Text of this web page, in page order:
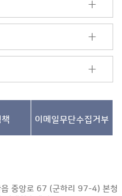
기
이메일무단수집거부
중앙로 67 (군하리 97-4) 본청